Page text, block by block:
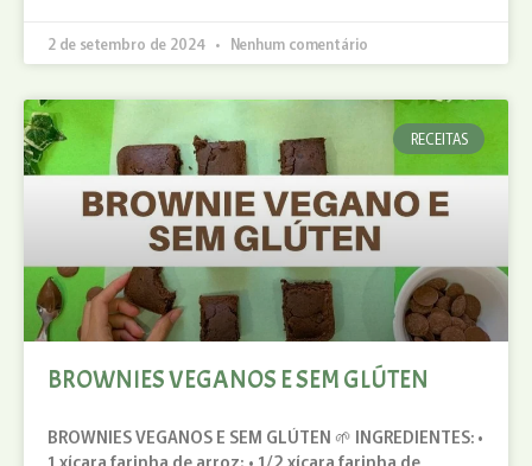
2 de setembro de 2024 Nenhum comentário
RECEITAS
BROWNIES VEGANOS E SEM GLÚTEN
BROWNIES VEGANOS E SEM GLÚTEN 🌱 INGREDIENTES: •
1 xícara farinha de arroz; • 1/2 xícara farinha de